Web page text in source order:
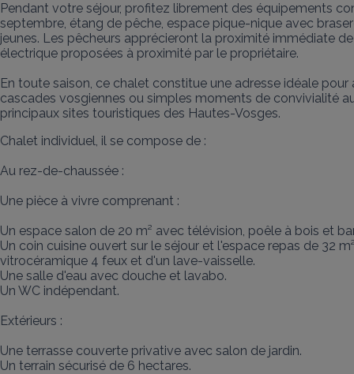
Pendant votre séjour, profitez librement des équipements
septembre, étang de pêche, espace pique-nique avec
jeunes. Les pêcheurs apprécieront la proximité immédiate
électrique proposées à proximité par le propriétaire.
En toute saison, ce chalet constitue une adresse idéale
cascades vosgiennes ou simples moments de convivialité
principaux sites touristiques des Hautes-Vosges.
Chalet individuel, il se compose de :
Au rez-de-chaussée :
Une pièce à vivre comprenant :
Un espace salon de 20 m² avec télévision, poêle à bois et
Un coin cuisine ouvert sur le séjour et l'espace repas de 32
vitrocéramique 4 feux et d'un lave-vaisselle.
Une salle d'eau avec douche et lavabo.
Un WC indépendant.
Extérieurs :
Une terrasse couverte privative avec salon de jardin.
Un terrain sécurisé de 6 hectares.